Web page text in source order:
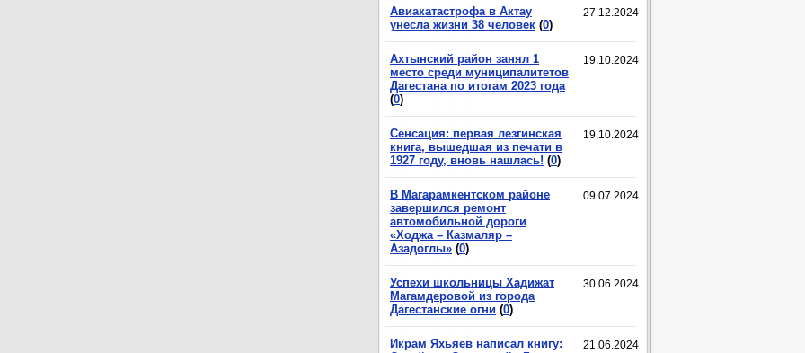
27.12.2024
Авиакатастрофа в Актау
унесла жизни 38 человек (0)
19.10.2024
Ахтынский район занял 1
место среди муниципалитетов
Дагестана по итогам 2023 года
(0)
19.10.2024
Сенсация: первая лезгинская
книга, вышедшая из печати в
1927 году, вновь нашлась! (0)
09.07.2024
В Магарамкентском районе
завершился ремонт
автомобильной дороги
«Ходжа – Казмаляр –
Азадоглы» (0)
30.06.2024
Успехи школьницы Хадижат
Магамдеровой из города
Дагестанские огни (0)
21.06.2024
Икрам Яхьяев написал книгу: